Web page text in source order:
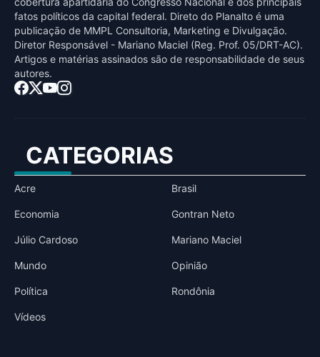
fatos políticos da capital federal. Direto do Planalto é uma
publicaçāo de MMPL Consultoria, Marketing e Divulgaçāo.
Diretor Responsável - Mariano Maciel (Reg. Prof. 05/DRT-AC).
Artigos e matérias assinados sāo de responsabilidade de seus
autores.
CATEGORIAS
Acre Brasil
Economia Gontran Neto
Júlio Cardoso Mariano Maciel
Mundo Opinião
Política Rondônia
Vídeos